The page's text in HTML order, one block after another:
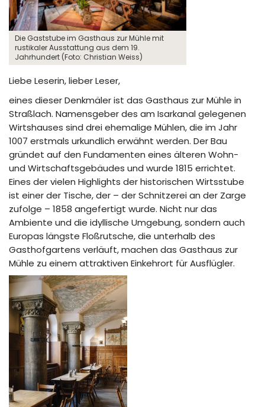
Die Gaststube im Gasthaus zur Mühle mit
rustikaler Ausstattung aus dem 19.
Jahrhundert (Foto: Christian Weiss)
Liebe Leserin, lieber Leser,
eines dieser Denkmäler ist das Gasthaus zur Mühle in
Straßlach. Namensgeber des am Isarkanal gelegenen
Wirtshauses sind drei ehemalige Mühlen, die im Jahr
1007 erstmals urkundlich erwähnt werden. Der Bau
gründet auf den Fundamenten eines älteren Wohn-
und Wirtschaftsgebäudes und wurde 1815 errichtet.
Eines der vielen Highlights der historischen Wirtsstube
ist einer der Tische, der – der Schnitzerei an der Zarge
zufolge – 1858 angefertigt wurde. Nicht nur das
Ambiente und die idyllische Umgebung, sondern auch
Europas längste Floßrutsche, die unterhalb des
Gasthofgartens verläuft, machen das Gasthaus zur
Mühle zu einem attraktiven Einkehrort für Ausflügler.